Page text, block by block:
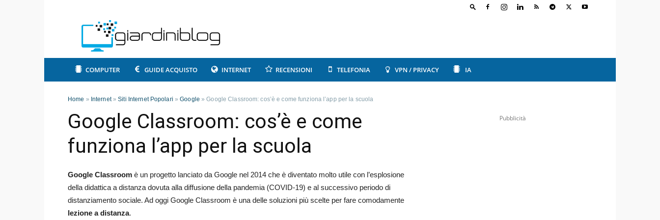
COMPUTER GUIDE ACQUISTO INTERNET RECENSIONI TELEFONIA VPN / PRIVACY IA
Home » Internet»Siti Internet Popolari »Google »Google Classroom: cos’è e come funziona l’app per la scuola
Google Classroom: cos’è e come
funziona l’app per la scuola
Google Classroom è un progetto lanciato da Google nel 2014 che è diventato molto utile con l’esplosione
della didattica a distanza dovuta alla diffusione della pandemia (COVID-19) e al successivo periodo di
distanziamento sociale. Ad oggi Google Classroom è una delle soluzioni più scelte per fare comodamente
lezione a distanza.
Pubblicità